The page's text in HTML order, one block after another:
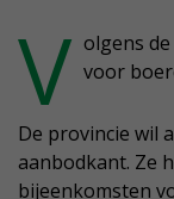
V olgens
voor
De provincie wil
aanbodkant. Ze
bijeenkomsten